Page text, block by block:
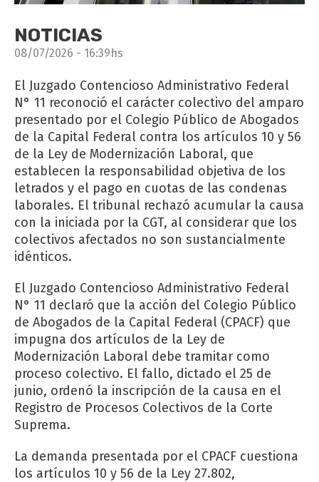
NOTICIAS
08/07/2026 - 16:39hs
El Juzgado Contencioso Administrativo Federal
N° 11 reconoció el carácter colectivo del amparo
presentado por el Colegio Público de Abogados
de la Capital Federal contra los artículos 10 y 56
de la Ley de Modernización Laboral, que
establecen la responsabilidad objetiva de los
letrados y el pago en cuotas de las condenas
laborales. El tribunal rechazó acumular la causa
con la iniciada por la CGT, al considerar que los
colectivos afectados no son sustancialmente
idénticos.
El Juzgado Contencioso Administrativo Federal
N° 11 declaró que la acción del Colegio Público
de Abogados de la Capital Federal (CPACF) que
impugna dos artículos de la Ley de
Modernización Laboral debe tramitar como
proceso colectivo. El fallo, dictado el 25 de
junio, ordenó la inscripción de la causa en el
Registro de Procesos Colectivos de la Corte
Suprema.
La demanda presentada por el CPACF cuestiona
los artículos 10 y 56 de la Ley 27.802,